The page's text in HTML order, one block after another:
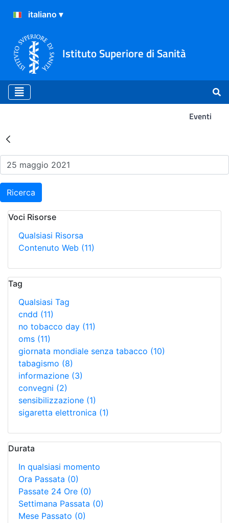
Istituto Superiore di Sanità
Eventi
Risultati della Ricerca -
Ricerca
Voci Risorse
Qualsiasi Risorsa
Contenuto Web (11)
Tag
Qualsiasi Tag
cndd (11)
no tobacco day (11)
oms (11)
giornata mondiale senza tabacco (10)
tabagismo (8)
informazione (3)
convegni (2)
sensibilizzazione (1)
sigaretta elettronica (1)
Durata
In qualsiasi momento
Ora Passata (0)
Passate 24 Ore (0)
Settimana Passata (0)
Mese Passato (0)